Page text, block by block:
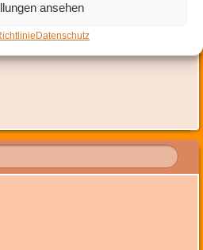
ansehen
Datenschutz
deiner Daten durch diese Website